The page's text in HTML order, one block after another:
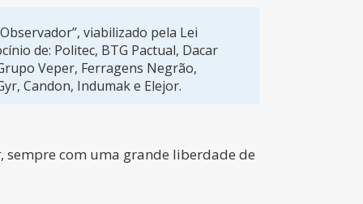
viabilizado pela Lei
de: Politec, BTG Pactual, Dacar
Veper, Ferragens Negrão,
Candon, Indumak e Elejor.
, sempre com uma grande liberdade de